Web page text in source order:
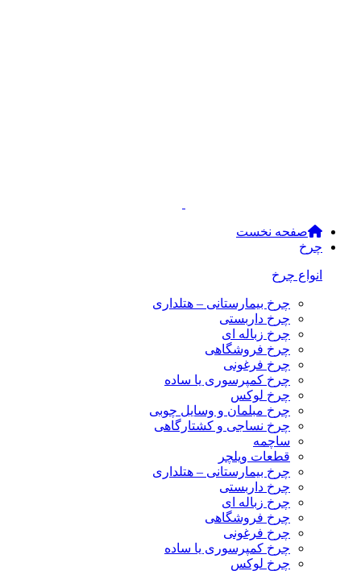
صفحه نخست
چرخ
انواع چرخ
چرخ بیمارستانی – هتلداری
چرخ داربستی
چرخ زباله ای
چرخ فروشگاهی
چرخ فرغونی
چرخ کمپرسوری یا ساده
چرخ لوکس
چرخ مبلمان و وسایل چوبی
چرخ نساجی و کشتارگاهی
ساچمه
قطعات ویلچر
چرخ بیمارستانی – هتلداری
چرخ داربستی
چرخ زباله ای
چرخ فروشگاهی
چرخ فرغونی
چرخ کمپرسوری یا ساده
چرخ لوکس